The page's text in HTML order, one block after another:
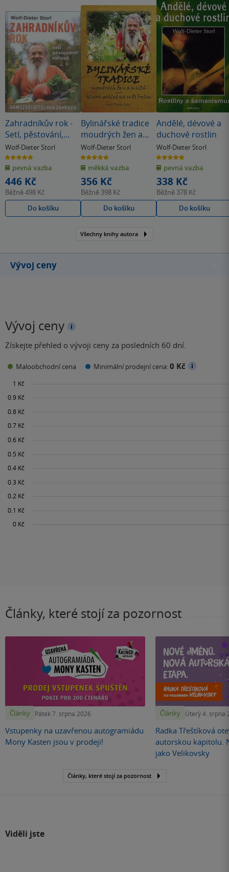
Zahradníkův rok -
Setí, pěstování,
sklizeň
Wolf-Dieter Storl
5.0
z
5
hvězdiček
pevná vazba
446 Kč
Běžně498 Kč
Do košíku
Bylinářské tradice
moudrých žen a
mužů aneb hlubší
pohled do světa
bylin
Wolf-Dieter Storl
5.0
z
5
hvězdiček
měkká vazba
356 Kč
Běžně 398 Kč
Do košíku
Andělé, dévové a
duchové rostlin
Wolf-Dieter Storl
5.0
z
5
hvězdiček
pevná vazba
338 Kč
Běžně 378 Kč
Do košíku
Všechny knihy autora
Vývoj ceny
Vývoj ceny
Získejte přehled o vývoji ceny za posledních 60 dní.
Maloobchodní cena Minimální prodejní cena:0 Kč
Články, které stojí za pozornost
Články Pátek 7. srpna 2026
Vstupenky na uzavřenou autogramiádu
Mony Kasten jsou v prodeji!
Články Úterý 4. srpna
Radka Třeštíková
autorskou kapitolu.
jako Velikovsky
Články, které stojí za pozornost
Viděli jste